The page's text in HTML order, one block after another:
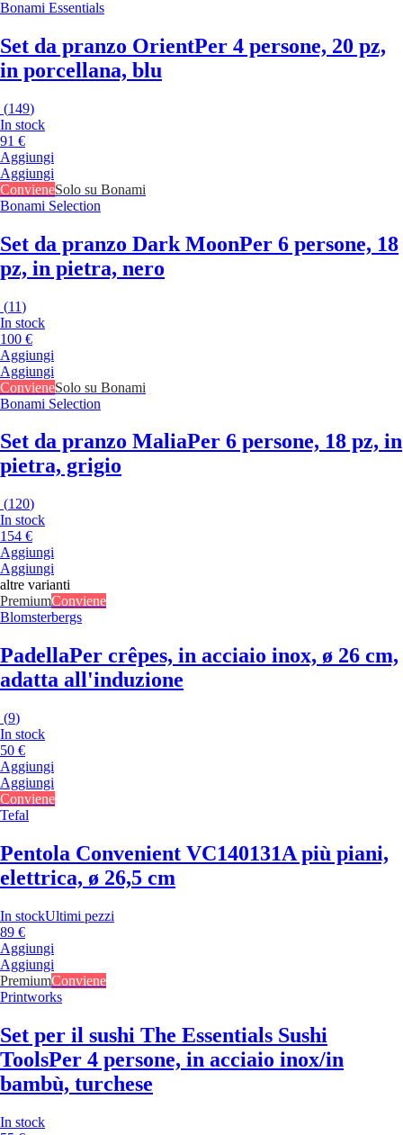
Bonami Essentials
Set da pranzo OrientPer 4 persone, 20 pz,
in porcellana, blu
(149)
In stock
91 €
Aggiungi
Aggiungi
ConvieneSolo su Bonami
Bonami Selection
Set da pranzo Dark MoonPer 6 persone, 18
pz, in pietra, nero
(11)
In stock
100 €
Aggiungi
Aggiungi
ConvieneSolo su Bonami
Bonami Selection
Set da pranzo MaliaPer 6 persone, 18 pz, in
pietra, grigio
(120)
In stock
154 €
Aggiungi
Aggiungi
altre varianti
PremiumConviene
Blomsterbergs
PadellaPer crêpes, in acciaio inox, ø 26 cm,
adatta all'induzione
(9)
In stock
50 €
Aggiungi
Aggiungi
Conviene
Tefal
Pentola Convenient VC140131A più piani,
elettrica, ø 26,5 cm
In stockUltimi pezzi
89 €
Aggiungi
Aggiungi
PremiumConviene
Printworks
Set per il sushi The Essentials Sushi
ToolsPer 4 persone, in acciaio inox/in
bambù, turchese
In stock